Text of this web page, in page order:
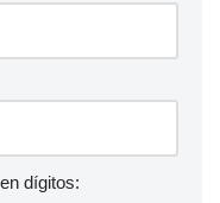
dígitos: